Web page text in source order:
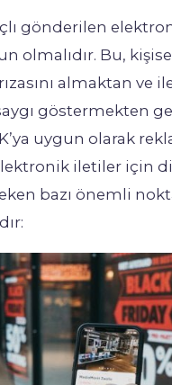
gönderilen
olmalıdır. Bu,
almaktan ve
göstermekten
uygun olarak
iletiler için
bazı önemli